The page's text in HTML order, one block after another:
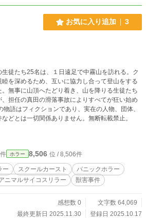
お気に入り追加 3
生徒たち25名は、１日遠足で中霧山を訪れる。ク
睦を深めるため、互いに協力し合って登山をする
。無事に山頂へたどり着き、山を降りる生徒たち
、担任の真田の滑落事故によりすべてが狂い始め
どとは一切関係ありません。無断転載禁止。
ホラー 8,506 位 / 8,506件
ー スクールカースト
パニックホラー
ニマルサイコスリラー 獣害事件
感想数 0
文字数 64,069
最終更新日 2025.11.30
登録日 2025.10.17